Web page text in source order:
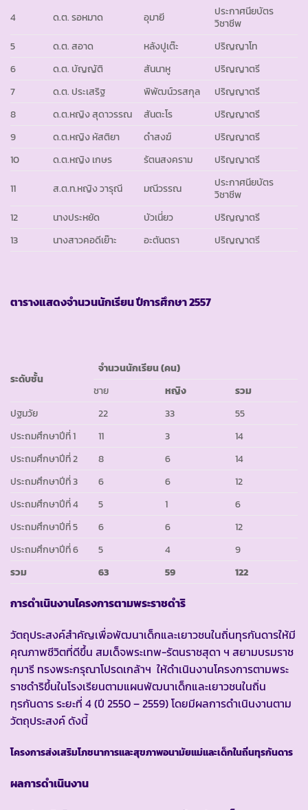
4 ด.ต. รอหมาด อุมายี
ประกาศนียบัตร
วิชาชีพ
5
ด.ต. สอาด หลังปูเต๊ะ
ปริญญาโท
6
ด.ต. บัญญัติ สันนาหู
ปริญญาตรี
7
ด.ต. ประเสริฐ พิพัฒน์วรสกุล
ปริญญาตรี
8
ด.ต.หญิง สุดาวรรณ สันตะโร
ปริญญาตรี
9
ด.ต.หญิง หัสติยา ดำสงฆ์
ปริญญาตรี
10
ด.ต.หญิง เกษร รัตนสงคราม
ปริญญาตรี
11
ส.ต.ท.หญิง วารุณี มณีวรรณ
ประกาศนียบัตร
วิชาชีพ
12
นางประหยัด บัวเนี่ยว
ปริญญาตรี
13
นางสาวคอดีเย๊าะ อะตันตรา ปริญญาตรี
ตารางแสดงจำนวนนักเรียน ปีการศึกษา2557
ระดับชั้น
จำนวนนักเรียน(คน)
ชาย
หญิง
รวม
ปฐมวัย
22 33
55
ประถมศึกษาปีที่ 1
11 3
14
ประถมศึกษาปีที่ 2
8 6
14
ประถมศึกษาปีที่ 3
6 6
12
ประถมศึกษาปีที่ 4
5 1
6
ประถมศึกษาปีที่ 5
6 6
12
ประถมศึกษาปีที่ 6
5 4
9
รวม
63 59 122
การดำเนินงานโครงการตามพระราชดำริ
วัตถุประสงค์สำคัญเพื่อพัฒนาเด็กและเยาวชนในถิ่นทุรกันดารให้มี
คุณภาพชีวิตที่ดีขึ้น สมเด็จพระเทพ-รัตนราชสุดา ฯ สยามบรมราช
กุมารี ทรงพระกรุณาโปรดเกล้าฯ ให้ดำเนินงานโครงการตามพระ
ราชดำริขึ้นในโรงเรียนตามแผนพัฒนาเด็กและเยาวชนในถิ่น
ทุรกันดาร ระยะที่ 4 (ปี 2550 – 2559) โดยมีผลการดำเนินงานตาม
วัตถุประสงค์ ดังนี้
โครงการส่งเสริมโภชนาการและสุขภาพอนามัยแม่และเด็กในถิ่นทุรกันดาร
ผลการดำเนินงาน